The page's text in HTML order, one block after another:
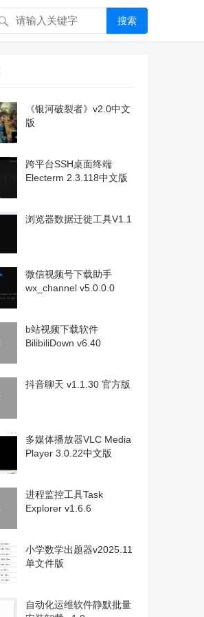
搜索
《银河破裂者》v2.0中文
版
跨平台SSH桌面终端
Electerm 2.3.118中文版
浏览器数据迁徙工具V1.1
微信视频号下载助手
wx_channel v5.0.0.0
b站视频下载软件
BilibiliDown v6.40
抖音聊天 v1.1.30 官方版
多媒体播放器VLC Media
Player 3.0.22中文版
进程监控工具Task
Explorer v1.6.6
小学数学出题器v2025.11
单文件版
自动化运维软件静默批量